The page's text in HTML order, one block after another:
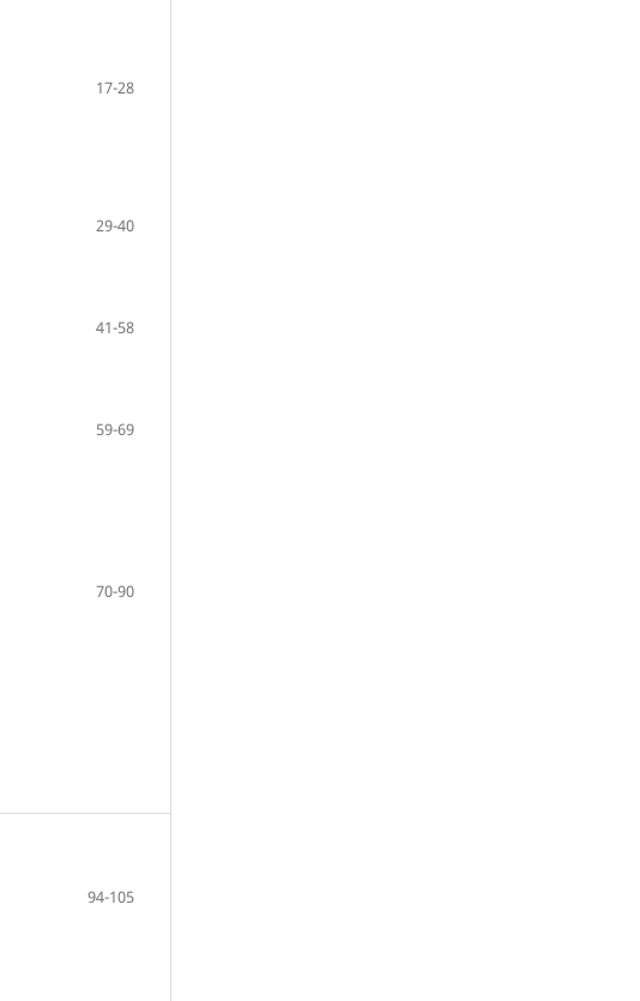
17-28
29-40
41-58
59-69
70-90
94-105